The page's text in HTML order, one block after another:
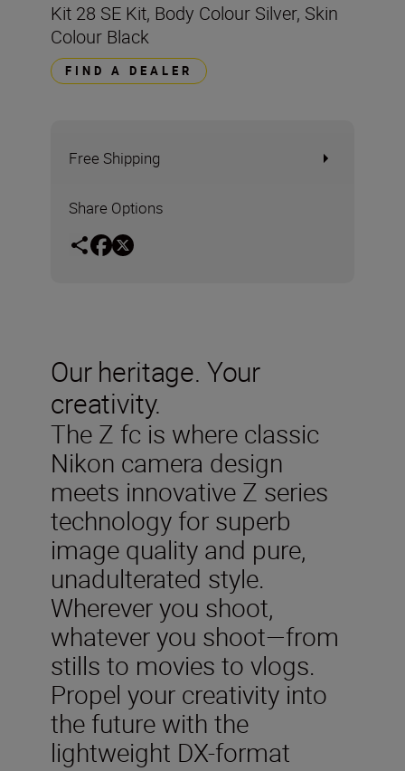
Kit 28 SE Kit, Body Colour Silver, Skin
Colour Black
FIND A DEALER
Free Shipping
Share Options
Our heritage. Your
creativity.
The Z fc is where classic
Nikon camera design
meets innovative Z series
technology for superb
image quality and pure,
unadulterated style.
Wherever you shoot,
whatever you shoot—from
stills to movies to vlogs.
Propel your creativity into
the future with the
lightweight DX-format